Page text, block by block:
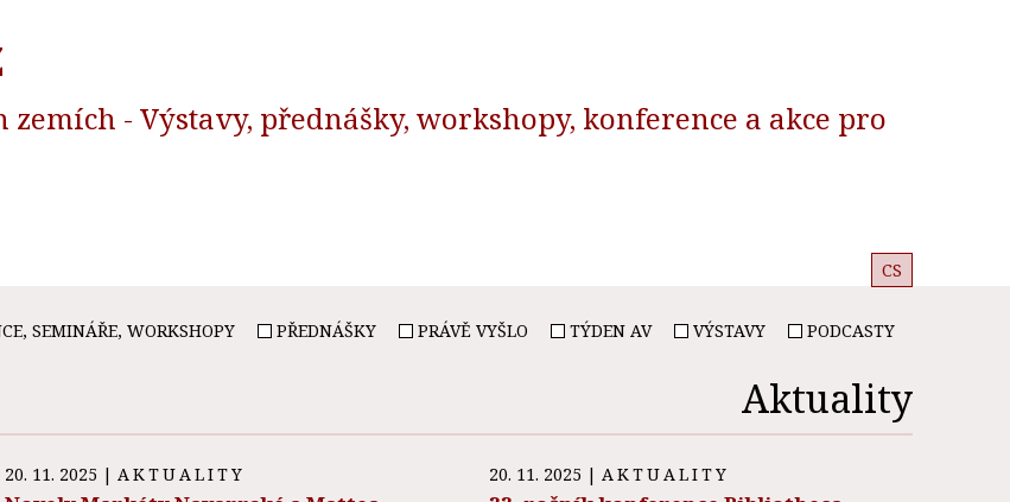
- Výstavy, přednášky, workshopy, konference a akce pro
CS
SEMINÁŘE, WORKSHOPY PŘEDNÁŠKY PRÁVĚ VYŠLO TÝDEN AV VÝSTAVY
PODCASTY
Aktuality
20. 11. 2025 |AKTUALITY 20. 11. 2025 | AKTUALITY